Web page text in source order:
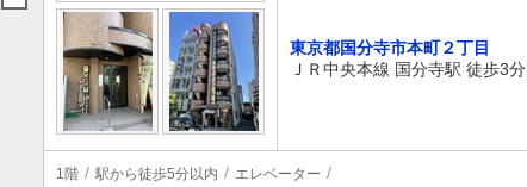
東京都国分寺市本町２丁目
ＪＲ中央本線 国分寺駅 徒歩3分
1階 駅から徒歩5分以内 エレベーター